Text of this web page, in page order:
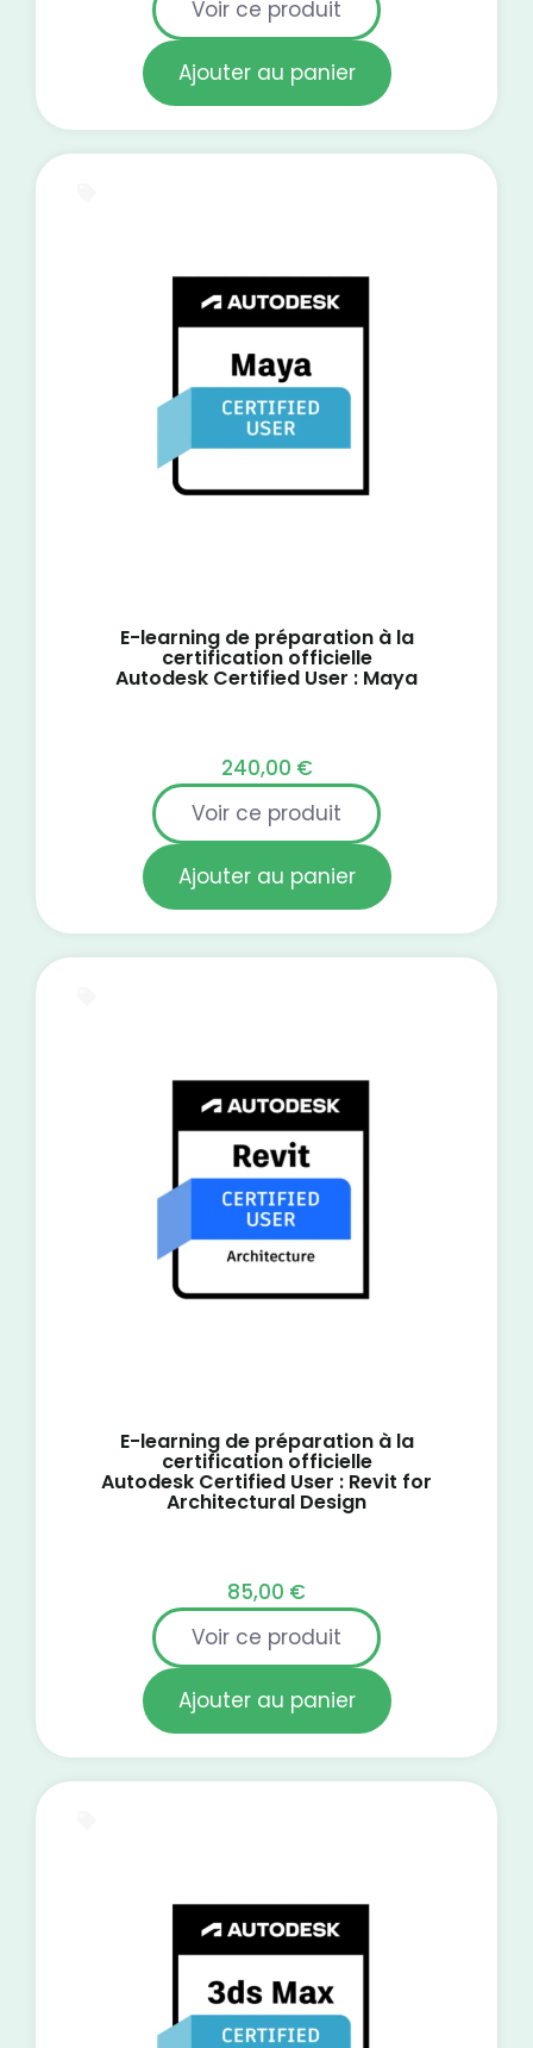
Voir ce produit
Ajouter au panier
E-learning de préparation à la
certification officielle
Autodesk Certified User : Maya
240,00 €
Voir ce produit
Ajouter au panier
E-learning de préparation à la
certification officielle
Autodesk Certified User : Revit for
Architectural Design
85,00 €
Voir ce produit
Ajouter au panier